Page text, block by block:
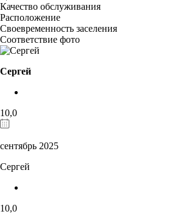
Качество обслуживания
Расположение
Своевременность заселения
Соответствие фото
Сергей
10,0
сентябрь 2025
Сергей
10,0